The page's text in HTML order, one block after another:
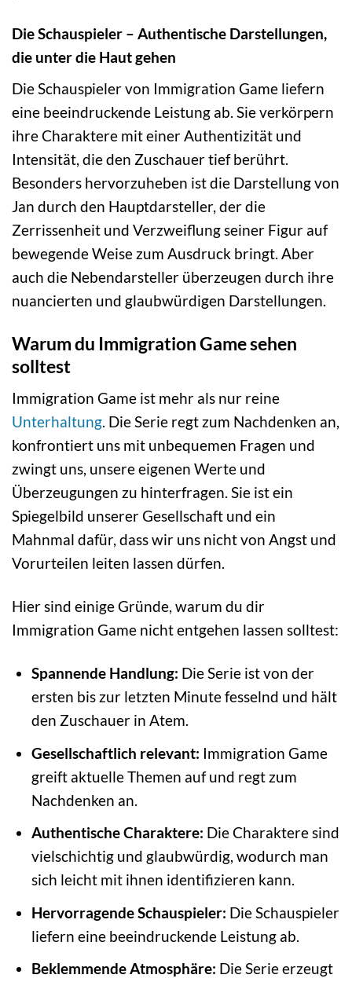
Die Schauspieler – Authentische Darstellungen,
die unter die Haut gehen
Die Schauspieler von Immigration Game liefern
eine beeindruckende Leistung ab. Sie verkörpern
ihre Charaktere mit einer Authentizität und
Intensität, die den Zuschauer tief berührt.
Besonders hervorzuheben ist die Darstellung von
Jan durch den Hauptdarsteller, der die
Zerrissenheit und Verzweiflung seiner Figur auf
bewegende Weise zum Ausdruck bringt. Aber
auch die Nebendarsteller überzeugen durch ihre
nuancierten und glaubwürdigen Darstellungen.
Warum du Immigration Game sehen
solltest
Immigration Game ist mehr als nur reine
Unterhaltung. Die Serie regt zum Nachdenken an,
konfrontiert uns mit unbequemen Fragen und
zwingt uns, unsere eigenen Werte und
Überzeugungen zu hinterfragen. Sie ist ein
Spiegelbild unserer Gesellschaft und ein
Mahnmal dafür, dass wir uns nicht von Angst und
Vorurteilen leiten lassen dürfen.
Hier sind einige Gründe, warum du dir
Immigration Game nicht entgehen lassen solltest:
Spannende Handlung: Die Serie ist von der
ersten bis zur letzten Minute fesselnd und hält
den Zuschauer in Atem.
Gesellschaftlich relevant: Immigration Game
greift aktuelle Themen auf und regt zum
Nachdenken an.
Authentische Charaktere: Die Charaktere sind
vielschichtig und glaubwürdig, wodurch man
sich leicht mit ihnen identifizieren kann.
Hervorragende Schauspieler: Die Schauspieler
liefern eine beeindruckende Leistung ab.
Beklemmende Atmosphäre: Die Serie erzeugt